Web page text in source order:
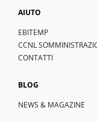
AIUTO
EBITEMP
CCNL
CONTATTI
BLOG
NEWS & MAGAZINE